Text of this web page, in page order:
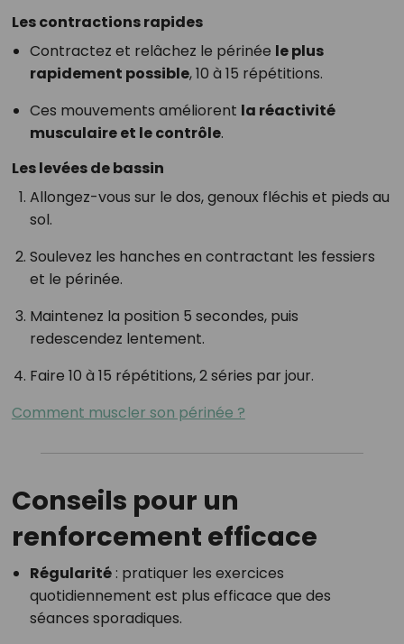
Les contractions rapides
Contractez et relâchez le périnée le plus
rapidement possible, 10 à 15 répétitions.
Ces mouvements améliorent la réactivité
musculaire et le contrôle.
Les levées de bassin
Allongez-vous sur le dos, genoux fléchis et pieds au
sol.
Soulevez les hanches en contractant les fessiers
et le périnée.
Maintenez la position 5 secondes, puis
redescendez lentement.
Faire 10 à 15 répétitions, 2 séries par jour.
Comment muscler son périnée ?
Conseils pour un
renforcement efficace
Régularité: pratiquer les exercices
quotidiennement est plus efficace que des
séances sporadiques.